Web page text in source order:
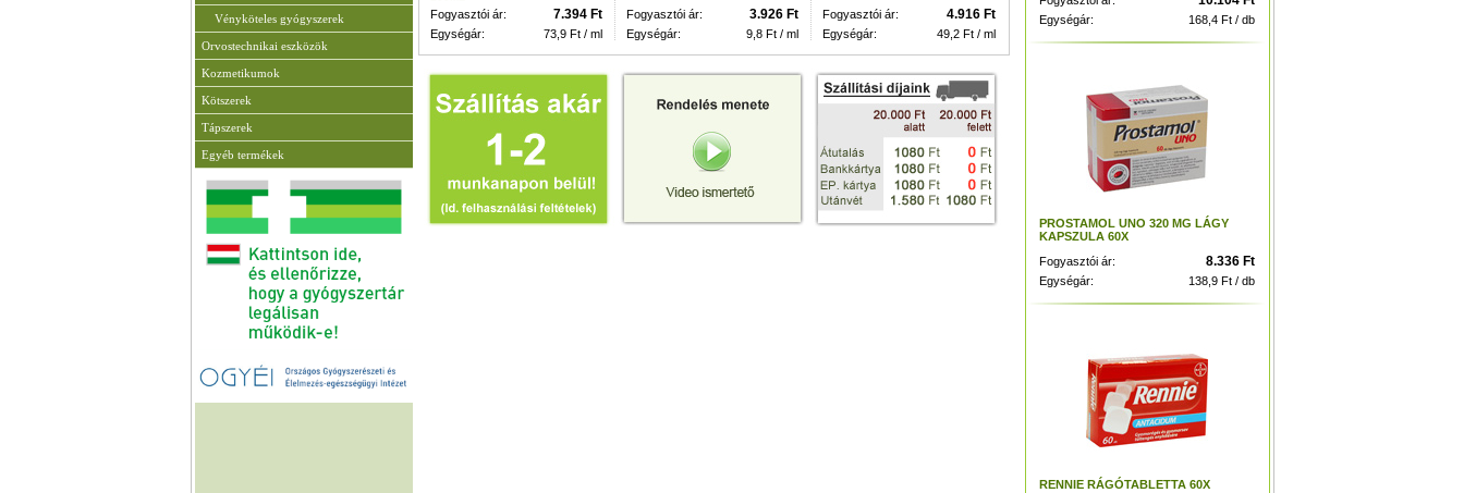
Vényköteles gyógyszerek
Orvostechnikai eszközök
Kozmetikumok
Kötszerek
Tápszerek
Egyéb termékek
Fogyasztói ár: 7.394 Ft
Egységár: 73,9 Ft / ml
Fogyasztói ár: 3.926 Ft
Egységár: 9,8 Ft / ml
Fogyasztói ár: 4.916 Ft
Egységár: 49,2 Ft / ml
Egységár: 168,4 Ft / db
PROSTAMOL UNO 320 MG LÁGY
KAPSZULA 60X
Fogyasztói ár:
8.336 Ft
Egységár: 138,9 Ft / db
RENNIE RÁGÓTABLETTA 60X